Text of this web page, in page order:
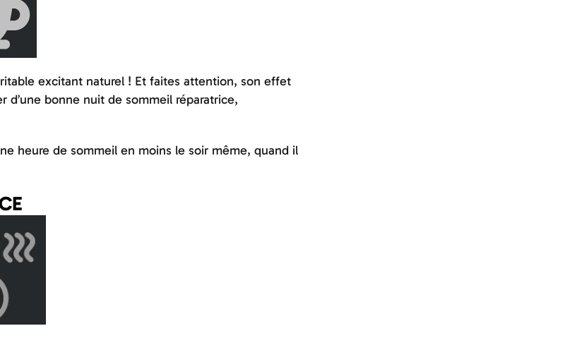
excitant naturel ! Et faites attention, son effet
d’une bonne nuit de sommeil réparatrice,
heure de sommeil en moins le soir même, quand il